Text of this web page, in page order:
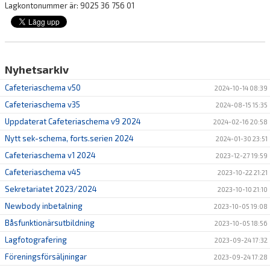
Lagkontonummer är: 9025 36 756 01
Nyhetsarkiv
Cafeteriaschema v50 2024-10-14 08:39
Cafeteriaschema v35 2024-08-15 15:35
Uppdaterat Cafeteriaschema v9 2024 2024-02-16 20:58
Nytt sek-schema, forts.serien 2024 2024-01-30 23:51
Cafeteriaschema v1 2024 2023-12-27 19:59
Cafeteriaschema v45 2023-10-22 21:21
Sekretariatet 2023/2024 2023-10-10 21:10
Newbody inbetalning 2023-10-05 19:08
Båsfunktionärsutbildning 2023-10-05 18:56
Lagfotografering 2023-09-24 17:32
Föreningsförsäljningar 2023-09-24 17:28